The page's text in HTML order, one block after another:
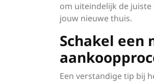
om uiteindelijk de
jouw nieuwe thuis.
Schakel
Een verstandige tip bij